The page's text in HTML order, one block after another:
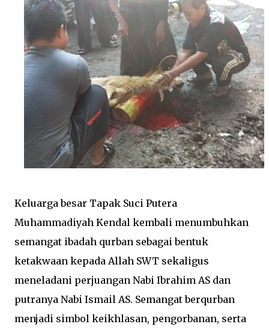
Keluarga besar Tapak Suci Putera
Muhammadiyah Kendal kembali menumbuhkan
semangat ibadah qurban sebagai bentuk
ketakwaan kepada Allah SWT sekaligus
meneladani perjuangan Nabi Ibrahim AS dan
putranya Nabi Ismail AS. Semangat berqurban
menjadi simbol keikhlasan, pengorbanan, serta